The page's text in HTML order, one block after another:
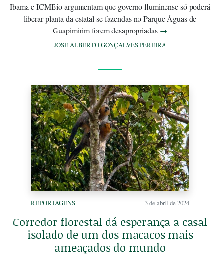
Ibama e ICMBio argumentam que governo fluminense só poderá
liberar planta da estatal se fazendas no Parque Águas de
Guapimirim forem desapropriadas →
JOSÉ ALBERTO GONÇALVES PEREIRA
REPORTAGENS 3 de abril de 2024
Corredor florestal dá esperança a casal
isolado de um dos macacos mais
ameaçados do mundo